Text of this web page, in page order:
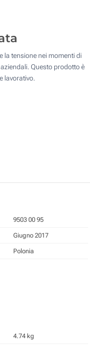
la tensione nei momenti di
Questo prodotto è
lavorativo.
9503 00 95
Giugno 2017
Polonia
4.74 kg